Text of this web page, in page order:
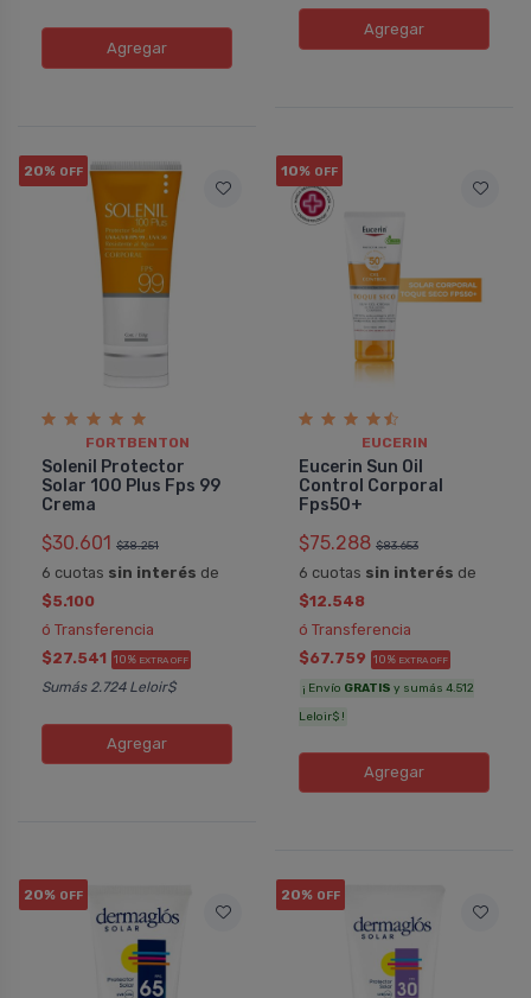
Agregar
Agregar
20% OFF
FORTBENTON
Solenil Protector
Solar 100 Plus Fps 99
Crema
$30.601 $38.251
6 cuotas sin interés de
$5.100
ó Transferencia
$27.541 10% EXTRA OFF
Sumás 2.724 Leloir$
Agregar
10% OFF
EUCERIN
Eucerin Sun Oil
Control Corporal
Fps50+
$75.288 $83.653
6 cuotas sin interés de
$12.548
ó Transferencia
$67.759 10% EXTRA OFF
¡ Envío GRATIS y sumás 4.512
Leloir$ !
Agregar
20% OFF 20% OFF